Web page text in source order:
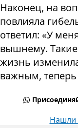
Наконец, на
повлияла
ответил: «У
вышнему.
жизнь
важным,
Нашли